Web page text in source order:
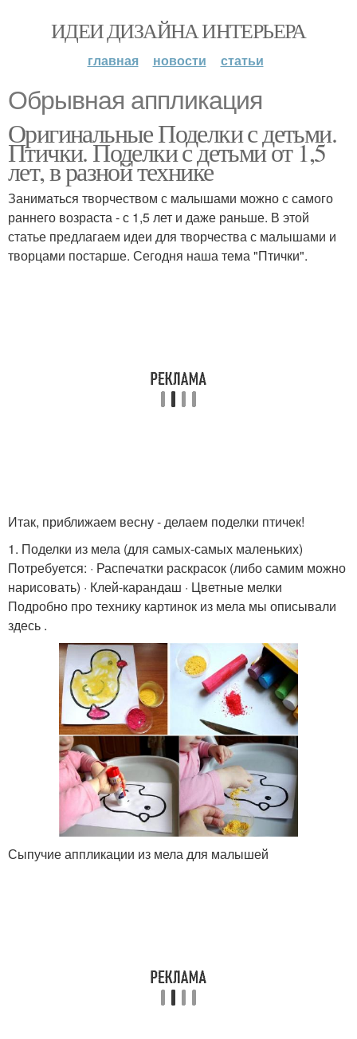
ИДЕИ ДИЗАЙНА ИНТЕРЬЕРА
главная новости статьи
Обрывная аппликация
Оригинальные Поделки с детьми.
Птички. Поделки с детьми от 1,5
лет, в разной технике
Заниматься творчеством с малышами можно с самого
раннего возраста - с 1,5 лет и даже раньше. В этой
статье предлагаем идеи для творчества с малышами и
творцами постарше. Сегодня наша тема "Птички".
Итак, приближаем весну - делаем поделки птичек!
1. Поделки из мела (для самых-самых маленьких)
Потребуется: · Распечатки раскрасок (либо самим можно
нарисовать) · Клей-карандаш · Цветные мелки
Подробно про технику картинок из мела мы описывали
здесь .
Сыпучие аппликации из мела для малышей